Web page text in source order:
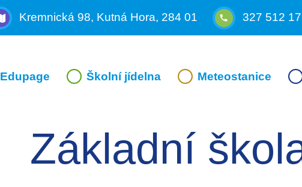
Kremnická 98, Kutná Hora, 284 01 327 512
Edupage Školní jídelna Meteostanice
Základní